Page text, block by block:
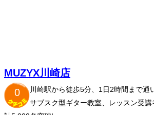
MUZYX川崎店
0
川崎駅から徒歩5分、1日2時間まで通
サブスク型ギター教室、レッスン受講